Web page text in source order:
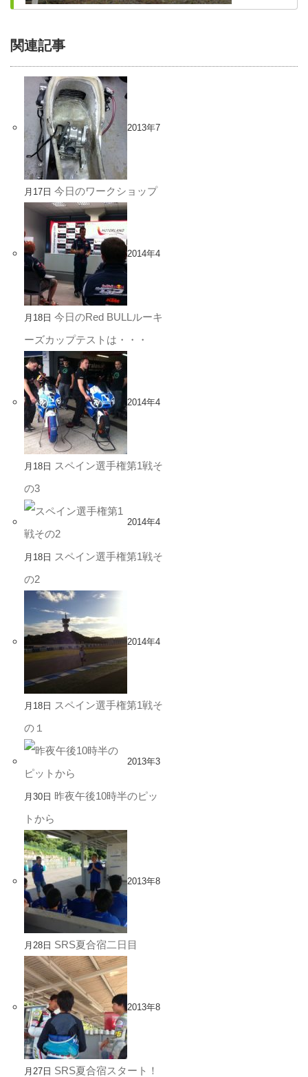
関連記事
2013年7
月17日 今日のワークショップ
2014年4
月18日 今日のRed BULLルーキ
ーズカップテストは・・・
2014年4
月18日 スペイン選手権第1戦そ
の3
2014年4
月18日 スペイン選手権第1戦そ
の2
2014年4
月18日 スペイン選手権第1戦そ
の１
2013年3
月30日 昨夜午後10時半のピッ
トから
2013年8
月28日 SRS夏合宿二日目
2013年8
月27日 SRS夏合宿スタート！